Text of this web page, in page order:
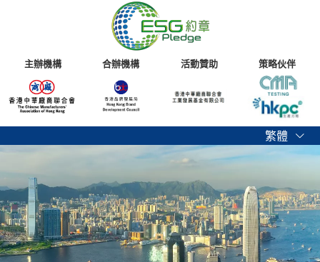
主辦機構 合辦機構 活動贊助 策略伙伴
繁體